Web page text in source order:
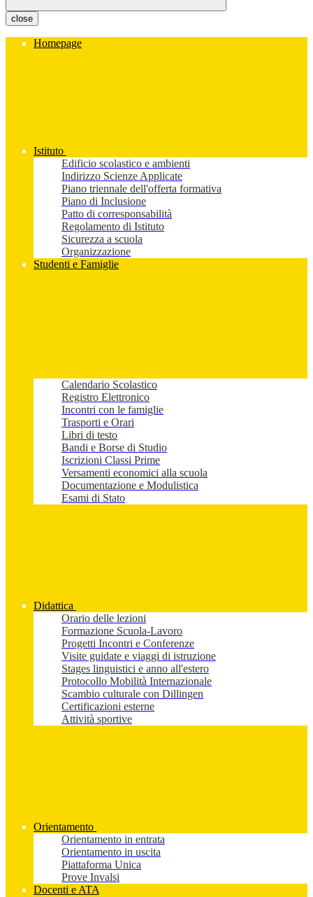
close
Homepage
Istituto
Edificio scolastico e ambienti
Indirizzo Scienze Applicate
Piano triennale dell'offerta formativa
Piano di Inclusione
Patto di corresponsabilità
Regolamento di Istituto
Sicurezza a scuola
Organizzazione
Studenti e Famiglie
Calendario Scolastico
Registro Elettronico
Incontri con le famiglie
Trasporti e Orari
Libri di testo
Bandi e Borse di Studio
Iscrizioni Classi Prime
Versamenti economici alla scuola
Documentazione e Modulistica
Esami di Stato
Didattica
Orario delle lezioni
Formazione Scuola-Lavoro
Progetti Incontri e Conferenze
Visite guidate e viaggi di istruzione
Stages linguistici e anno all'estero
Protocollo Mobilità Internazionale
Scambio culturale con Dillingen
Certificazioni esterne
Attività sportive
Orientamento
Orientamento in entrata
Orientamento in uscita
Piattaforma Unica
Prove Invalsi
Docenti e ATA